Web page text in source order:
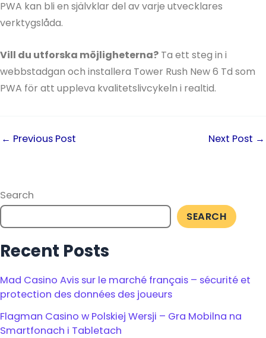
PWA kan bli en självklar del av varje utvecklares
verktygslåda.
Vill du utforska möjligheterna? Ta ett steg in i
webbstadgan och installera Tower Rush New 6 Td som
PWA för att uppleva kvalitetslivcykeln i realtid.
← Previous Post Next Post →
Search
SEARCH
Recent Posts
Mad Casino Avis sur le marché français – sécurité et
protection des données des joueurs
Flagman Casino w Polskiej Wersji – Gra Mobilna na
Smartfonach i Tabletach